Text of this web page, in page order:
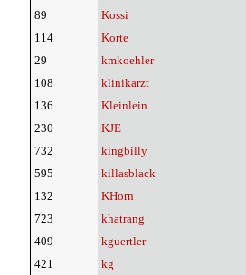
89
Kossi
114
Korte
29
kmkoehler
108
klinikarzt
136
Kleinlein
230
KJE
732
kingbilly
595
killasblack
132
KHorn
723
khatrang
409
kguertler
421
kg